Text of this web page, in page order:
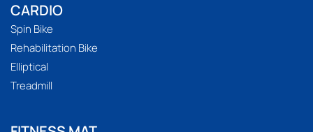
CARDIO
Spin Bike
Rehabilitation Bike
Elliptical
Treadmill